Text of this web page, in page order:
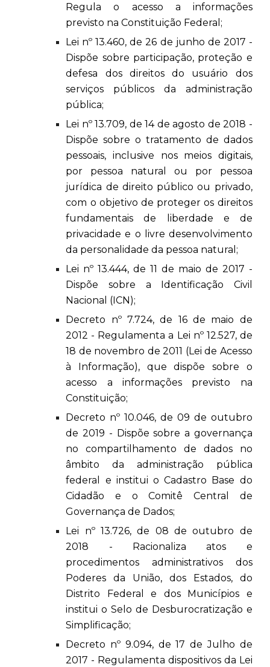
Regula o acesso a informações
previsto na Constituição Federal;
Lei nº 13.460, de 26 de junho de 2017 -
Dispõe sobre participação, proteção e
defesa dos direitos do usuário dos
serviços públicos da administração
pública;
Lei nº 13.709, de 14 de agosto de 2018 -
Dispõe sobre o tratamento de dados
pessoais, inclusive nos meios digitais,
por pessoa natural ou por pessoa
jurídica de direito público ou privado,
com o objetivo de proteger os direitos
fundamentais de liberdade e de
privacidade e o livre desenvolvimento
da personalidade da pessoa natural;
Lei nº 13.444, de 11 de maio de 2017 -
Dispõe sobre a Identificação Civil
Nacional (ICN);
Decreto nº 7.724, de 16 de maio de
2012 - Regulamenta a Lei nº 12.527, de
18 de novembro de 2011 (Lei de Acesso
à Informação), que dispõe sobre o
acesso a informações previsto na
Constituição;
Decreto nº 10.046, de 09 de outubro
de 2019 - Dispõe sobre a governança
no compartilhamento de dados no
âmbito da administração pública
federal e institui o Cadastro Base do
Cidadão e o Comitê Central de
Governança de Dados;
Lei nº 13.726, de 08 de outubro de
2018 - Racionaliza atos e
procedimentos administrativos dos
Poderes da União, dos Estados, do
Distrito Federal e dos Municípios e
institui o Selo de Desburocratização e
Simplificação;
Decreto nº 9.094, de 17 de Julho de
2017 - Regulamenta dispositivos da Lei